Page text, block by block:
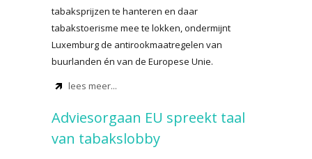
tabaksprijzen te hanteren en daar
tabakstoerisme mee te lokken, ondermijnt
Luxemburg de antirookmaatregelen van
buurlanden én van de Europese Unie.
lees meer...
Adviesorgaan EU spreekt taal
van tabakslobby